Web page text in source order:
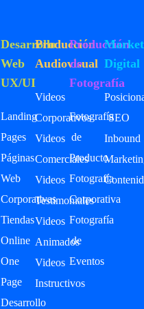
Desarrollo
Web
UX/UI
Landing
Pages
Páginas
Web
Corporativas
Tiendas
Online
One
Page
Desarrollo
Producción
Audiovisual
Videos
Corporativos
Videos
Comerciales
Videos
Testimoniales
Videos
Animados
Videos
Instructivos
Producción
de
Fotografía
Fotografía
de
Producto
Fotografía
Corporativa
Fotografía
de
Eventos
Digital
SEO
Inbound